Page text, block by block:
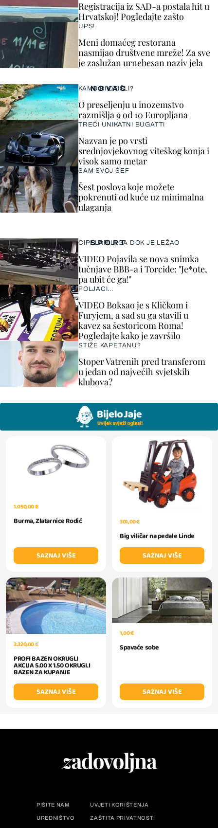
Registracija iz SAD-a postala hit u
Hrvatskoj! Pogledajte zašto
UPS!
Meni domaćeg restorana
nasmijao društvene mreže! Za sve
je zaslužan urnebesan naziv jela
SPORT
CIPELARILI GA DOK JE LEŽAO
VIDEO Pojavila se nova snimka
tučnjave BBB-a i Torcide: "Je*ote,
pa ubit će ga!"
POLJACI...
VIDEO Boksao je s Kličkom i
Furyjem, a sad su ga stavili u
kavez sa šestoricom Roma!
Pogledajte kako je završilo
STIŽE KAPETANU?
Stoper Vatrenih pred transferom
u jedan od najvećih svjetskih
klubova?
NOVAC
KAMO BI OTIŠLI?
O preseljenju u inozemstvo
razmišlja 9 od 10 Europljana
TREĆI UNIKATNI BUGATTI
Nazvan je po vrsti
srednjovjekovnog viteškog konja i
visok samo metar
SAM SVOJ ŠEF
Šest poslova koje možete
pokrenuti od kuće uz minimalna
ulaganja
1.050,00 €
Burma, Zlatarnice Rodić
SAZNAJ VIŠE
301,00 €
Big viličar na pedale Linde
SAZNAJ VIŠE
3.320,00 €
PROFI BAZEN OKRUGLI
AKCIJA 5.00 X 1.50 OKRUGLI
BAZEN ZA KUPANJE
SAZNAJ VIŠE
1,00 €
Spavaće sobe
SAZNAJ VIŠE
PIŠITE NAM UVJETI KORIŠTENJA
UREDNIŠTVO ZAŠTITA PRIVATNOSTI